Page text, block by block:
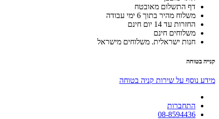
דף התשלום מאובטח
משלוח מהיר בתוך 6 ימי עבודה
החזרות עד 14 יום חינם
משלוחים חינם
חנות ישראלית. משלוחים מישראל
קנייה בטוחה
מידע נוסף על שירות קניה בטוחה
התחברות
08-8594436